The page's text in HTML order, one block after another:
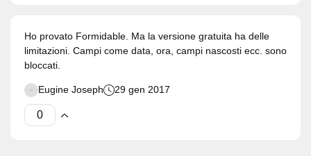
Ho provato Formidable. Ma la versione gratuita ha delle
limitazioni. Campi come data, ora, campi nascosti ecc. sono
bloccati.
Eugine Joseph 29 gen 2017